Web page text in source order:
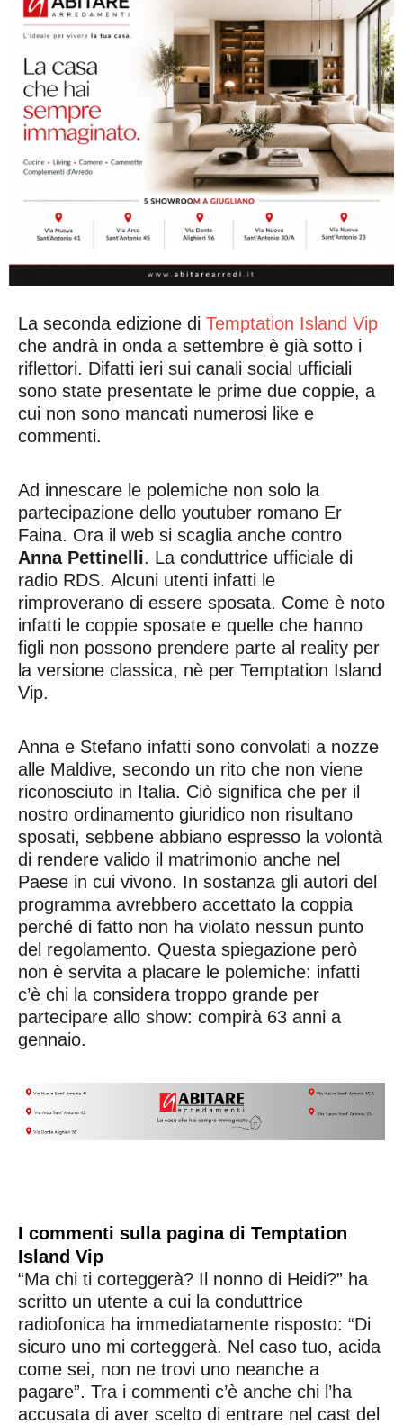
La seconda edizione di Temptation Island Vip
che andrà in onda a settembre è già sotto i
riflettori. Difatti ieri sui canali social ufficiali
sono state presentate le prime due coppie, a
cui non sono mancati numerosi like e
commenti.
Ad innescare le polemiche non solo la
partecipazione dello youtuber romano Er
Faina. Ora il web si scaglia anche contro
Anna Pettinelli. La conduttrice ufficiale di
radio RDS. Alcuni utenti infatti le
rimproverano di essere sposata. Come è noto
infatti le coppie sposate e quelle che hanno
figli non possono prendere parte al reality per
la versione classica, nè per Temptation Island
Vip.
Anna e Stefano infatti sono convolati a nozze
alle Maldive, secondo un rito che non viene
riconosciuto in Italia. Ciò significa che per il
nostro ordinamento giuridico non risultano
sposati, sebbene abbiano espresso la volontà
di rendere valido il matrimonio anche nel
Paese in cui vivono. In sostanza gli autori del
programma avrebbero accettato la coppia
perché di fatto non ha violato nessun punto
del regolamento. Questa spiegazione però
non è servita a placare le polemiche: infatti
c’è chi la considera troppo grande per
partecipare allo show: compirà 63 anni a
gennaio.
I commenti sulla pagina di Temptation
Island Vip
“Ma chi ti corteggerà? Il nonno di Heidi?” ha
scritto un utente a cui la conduttrice
radiofonica ha immediatamente risposto: “Di
sicuro uno mi corteggerà. Nel caso tuo, acida
come sei, non ne trovi uno neanche a
pagare”. Tra i commenti c’è anche chi l’ha
accusata di aver scelto di entrare nel cast del